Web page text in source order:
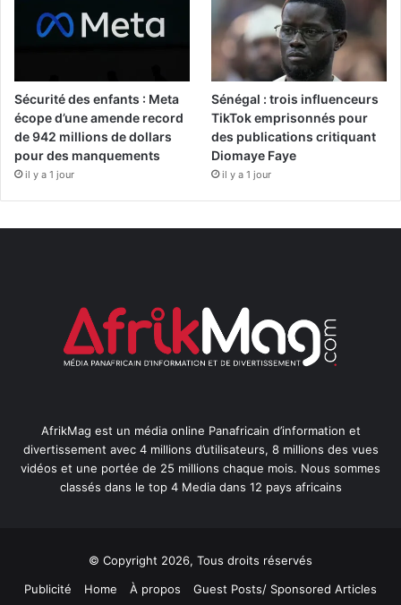
Sécurité des enfants : Meta
écope d’une amende record
de 942 millions de dollars
pour des manquements
il y a 1 jour
Sénégal : trois influenceurs
TikTok emprisonnés pour
des publications critiquant
Diomaye Faye
il y a 1 jour
AfrikMag est un média online Panafricain d’information et
divertissement avec 4 millions d’utilisateurs, 8 millions des vues
vidéos et une portée de 25 millions chaque mois. Nous sommes
classés dans le top 4 Media dans 12 pays africains
© Copyright 2026, Tous droits réservés
Publicité
Home À propos Guest Posts/ Sponsored Articles